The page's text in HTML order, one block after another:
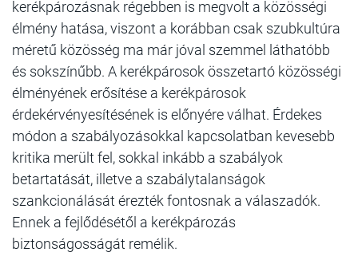
kerékpározásnak régebben is megvolt a közösségi
élmény hatása, viszont a korábban csak szubkultúra
méretű közösség ma már jóval szemmel láthatóbb
és sokszínűbb. A kerékpárosok összetartó közösségi
élményének erősítése a kerékpárosok
érdekérvényesítésének is előnyére válhat. Érdekes
módon a szabályozásokkal kapcsolatban kevesebb
kritika merült fel, sokkal inkább a szabályok
betartatását, illetve a szabálytalanságok
szankcionálását érezték fontosnak a válaszadók.
Ennek a fejlődésétől a kerékpározás
biztonságosságát remélik.